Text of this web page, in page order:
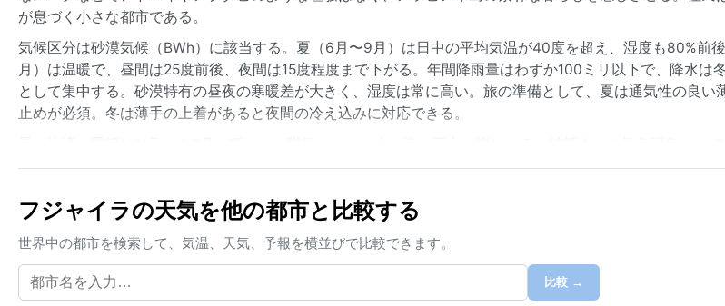
が息づく小さな都市である。
気候区分は砂漠気候（BWh）に該当する。夏（6月〜9月）は日中の平均気温が40度を超え、湿度も80%前
月）は温暖で、昼間は25度前後、夜間は15度程度まで下がる。年間降雨量はわずか100ミリ以下で、降水は
として集中する。砂漠特有の昼夜の寒暖差が大きく、湿度は常に高い。旅の準備として、夏は通気性の良い
止めが必須。冬は薄手の上着があると夜間の冷え込みに対応できる。
を巻き上げる砂嵐があり、海岸沿いでは高い湿度がもやを発生させることもある。冬場はほぼ毎日晴天が続
フジャイラの天気を他の都市と比較する
世界中の都市を検索して、気温、天気、予報を横並びで比較できます。
比較 →